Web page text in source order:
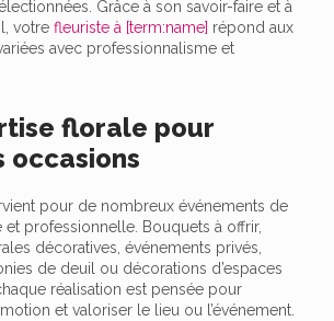
Grâce à son savoir-faire et à
votre fleuriste à [term:name] répond aux
avec professionnalisme et
florale pour
occasions
pour de nombreux événements de
et professionnelle. Bouquets à offrir,
décoratives, événements privés,
de deuil ou décorations d’espaces
réalisation est pensée pour
et valoriser le lieu ou l’événement.